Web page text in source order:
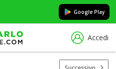
Google Play
Accedi